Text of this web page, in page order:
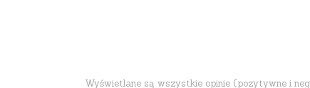
Wyświetlane są wszystkie opinie (pozytywne i